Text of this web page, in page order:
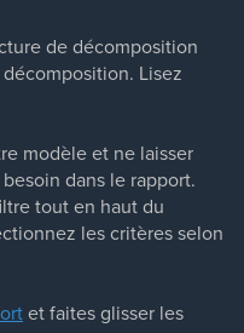
de décomposition
Lisez
modèle et ne laisser
dans le rapport.
tout en haut du
les critères selon
et faites glisser les